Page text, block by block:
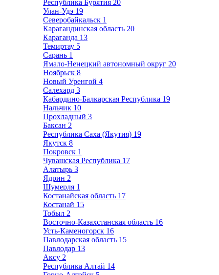
Республика Бурятия 20
Улан-Удэ 19
Северобайкальск 1
Карагандинская область 20
Караганда 13
Темиртау 5
Сарань 1
Ямало-Ненецкий автономный округ 20
Ноябрьск 8
Новый Уренгой 4
Салехард 3
Кабардино-Балкарская Республика 19
Нальчик 10
Прохладный 3
Баксан 2
Республика Саха (Якутия) 19
Якутск 8
Покровск 1
Чувашская Республика 17
Алатырь 3
Ядрин 2
Шумерля 1
Костанайская область 17
Костанай 15
Тобыл 2
Восточно-Казахстанская область 16
Усть-Каменогорск 16
Павлодарская область 15
Павлодар 13
Аксу 2
Республика Алтай 14